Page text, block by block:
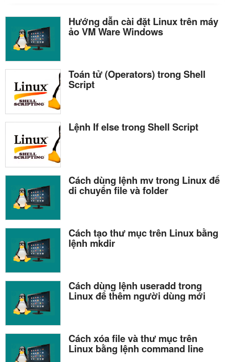
Hướng dẫn cài đặt Linux trên máy
ảo VM Ware Windows
Toán tử (Operators) trong Shell
Script
Lệnh If else trong Shell Script
Cách dùng lệnh mv trong Linux để
di chuyển file và folder
Cách tạo thư mục trên Linux bằng
lệnh mkdir
Cách dùng lệnh useradd trong
Linux để thêm người dùng mới
Cách xóa file và thư mục trên
Linux bằng lệnh command line